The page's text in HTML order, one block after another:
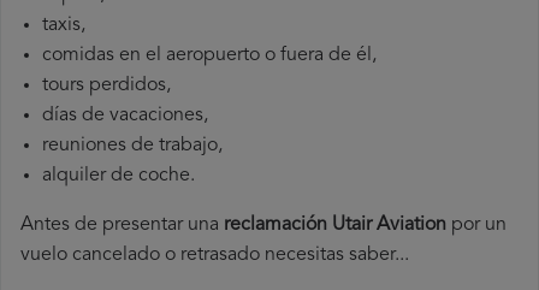
taxis,
comidas en el aeropuerto o fuera de él,
tours perdidos,
días de vacaciones,
reuniones de trabajo,
alquiler de coche.
Antes de presentar una reclamación Utair Aviation por un
vuelo cancelado o retrasado necesitas saber...